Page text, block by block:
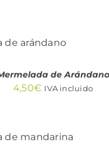
/
de Arándano
4,50€ IVA incluido
/